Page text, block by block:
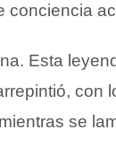
conciencia
Esta
con
se